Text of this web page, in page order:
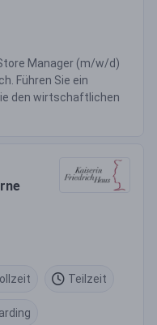
Manager (m/w/d)
Führen Sie ein
den wirtschaftlichen
Teilzeit